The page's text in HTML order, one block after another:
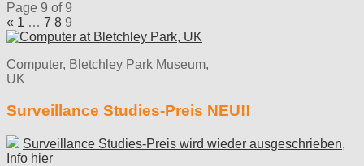
Page 9 of 9
« 1 … 7 8 9
Computer, Bletchley Park Museum,
UK
Surveillance Studies-Preis NEU!!
Surveillance Studies-Preis wird wieder ausgeschrieben,
Info hier